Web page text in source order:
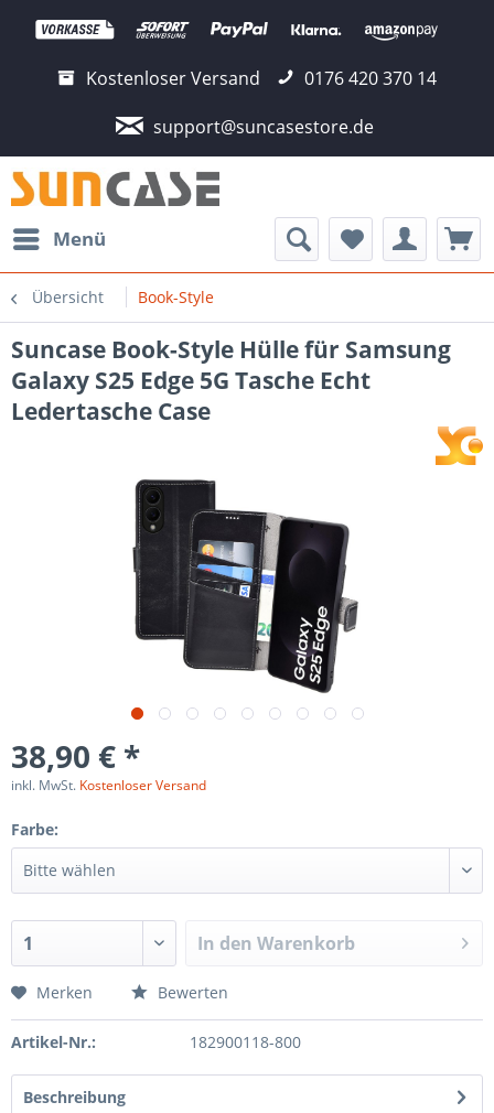
Kostenloser Versand
0176 420 370 14
support@suncasestore.de
Menü
Übersicht Book-Style
Suncase Book-Style Hülle für Samsung
Galaxy S25 Edge 5G Tasche Echt
Ledertasche Case
38,90 € *
inkl. MwSt. Kostenloser Versand
Farbe:
In den Warenkorb
Merken Bewerten
Artikel-Nr.: 182900118-800
Beschreibung